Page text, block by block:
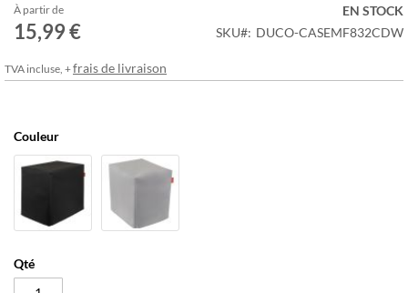
Galerie
d’images
À partir de
15,99 €
EN STOCK
SKU
DUCO-CASEMF832CDW
TVA incluse, +frais de livraison
Couleur
Qté